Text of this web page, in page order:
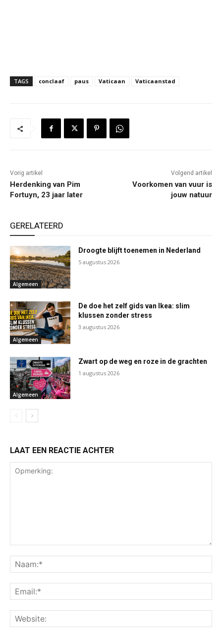
TAGS conclaaf paus Vaticaan Vaticaanstad
Vorig artikel
Herdenking van Pim
Fortuyn, 23 jaar later
Volgend artikel
Voorkomen van vuur is
jouw natuur
GERELATEERD
Algemeen
Droogte blijft toenemen in Nederland
5 augustus 2026
Algemeen
De doe het zelf gids van Ikea: slim
klussen zonder stress
3 augustus 2026
Algemeen
Zwart op de weg en roze in de grachten
1 augustus 2026
LAAT EEN REACTIE ACHTER